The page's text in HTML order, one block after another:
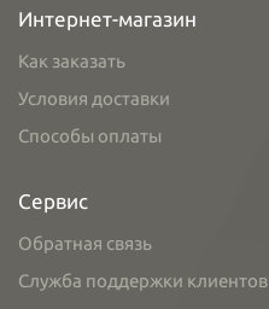
Интернет-магазин
Как заказать
Условия доставки
Способы оплаты
Сервис
Обратная связь
Служба поддержки клиентов